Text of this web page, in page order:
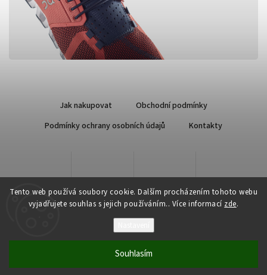
Tento web používá soubory cookie. Dalším procházením tohoto webu
vyjadřujete souhlas s jejich používáním.. Více informací zde.
Souhlasím
Jak nakupovat
Obchodní podmínky
Podmínky ochrany osobních údajů
Kontakty
Qsport.cz. Všechna práva vyhrazena.